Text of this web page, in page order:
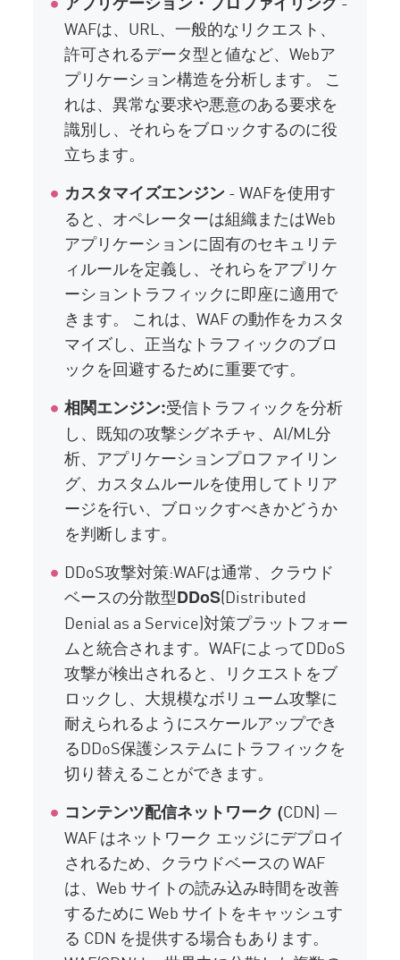
WAFは、URL、一般的なリクエスト、
許可されるデータ型と値など、Webア
プリケーション構造を分析します。 こ
れは、異常な要求や悪意のある要求を
識別し、それらをブロックするのに役
立ちます。
カスタマイズエンジン- WAFを使用す
ると、オペレーターは組織またはWeb
アプリケーションに固有のセキュリテ
ィルールを定義し、それらをアプリケ
ーショントラフィックに即座に適用で
きます。 これは、WAF の動作をカスタ
マイズし、正当なトラフィックのブロ
ックを回避するために重要です。
相関エンジン:受信トラフィックを分析
し、既知の攻撃シグネチャ、AI/ML分
析、アプリケーションプロファイリン
グ、カスタムルールを使用してトリア
ージを行い、ブロックすべきかどうか
を判断します。
DDoS攻撃対策:WAFは通常、クラウド
ベースの分散型DDoS(Distributed
Denial as a Service)対策プラットフォー
ムと統合されます。WAFによってDDoS
攻撃が検出されると、リクエストをブ
ロックし、大規模なボリューム攻撃に
耐えられるようにスケールアップでき
るDDoS保護システムにトラフィックを
切り替えることができます。
コンテンツ配信ネットワーク (CDN) —
WAF はネットワーク エッジにデプロイ
されるため、クラウドベースの WAF
は、Web サイトの読み込み時間を改善
するために Web サイトをキャッシュす
る CDN を提供する場合もあります。